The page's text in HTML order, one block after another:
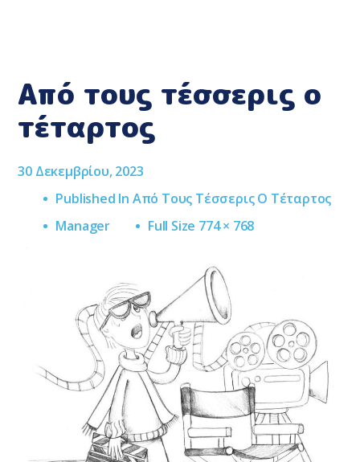
Από τους τέσσερις ο
τέταρτος
30 Δεκεμβρίου, 2023
Published In Από Τους Τέσσερις Ο Τέταρτος
Manager
Full
Full Size 774 × 768